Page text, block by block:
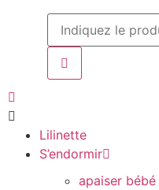
Lilinette
S’endormir
apaiser bébé